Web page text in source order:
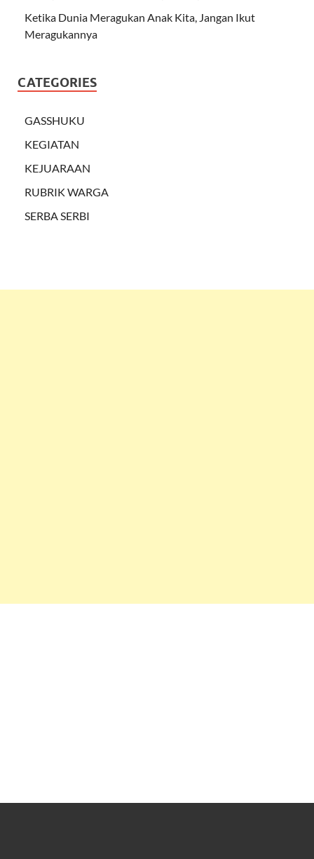
Ketika Dunia Meragukan Anak Kita, Jangan Ikut
Meragukannya
CATEGORIES
GASSHUKU
KEGIATAN
KEJUARAAN
RUBRIK WARGA
SERBA SERBI